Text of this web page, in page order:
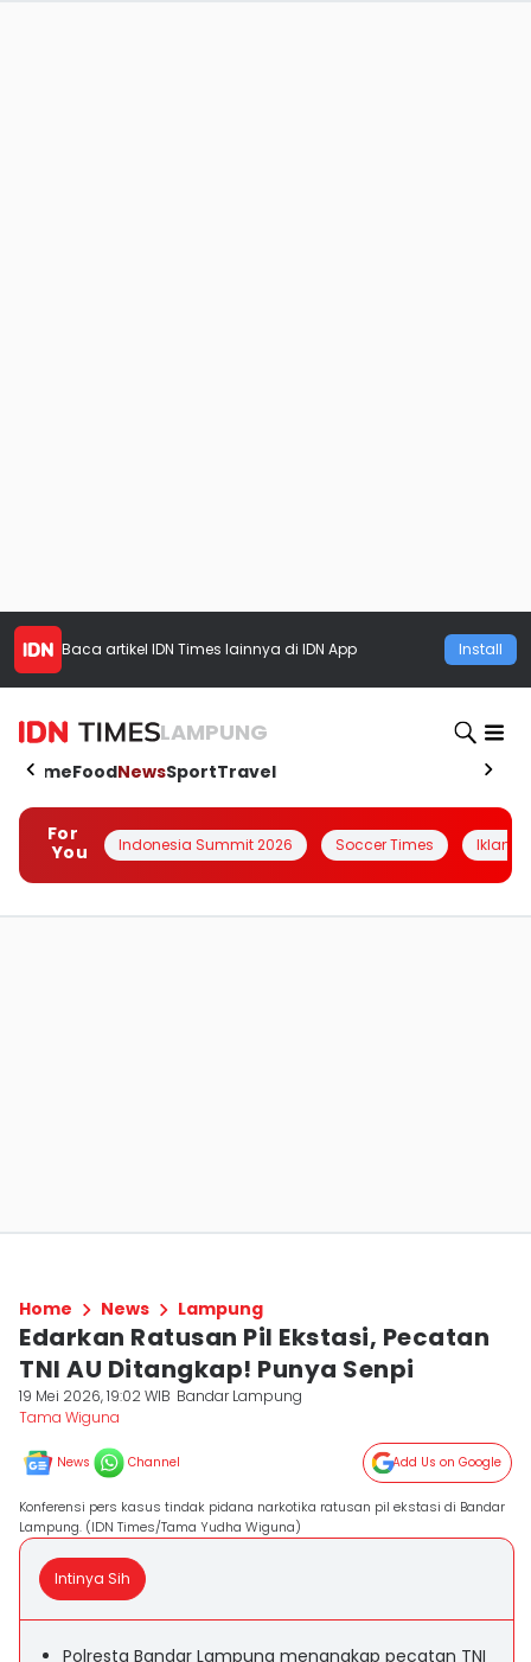
Baca artikel IDN Times lainnya di IDN App Install
LAMPUNG
HomeFoodNewsSportTravel
For
You
Indonesia Summit 2026 Soccer Times Iklanin
Home News Lampung
Edarkan Ratusan Pil Ekstasi, Pecatan
TNI AU Ditangkap! Punya Senpi
19 Mei 2026, 19:02 WIB Bandar Lampung
Tama Wiguna
News Channel Add Us on Google
Konferensi pers kasus tindak pidana narkotika ratusan pil ekstasi di Bandar
Lampung. (IDN Times/Tama Yudha Wiguna)
Intinya Sih
Polresta Bandar Lampung menangkap pecatan TNI